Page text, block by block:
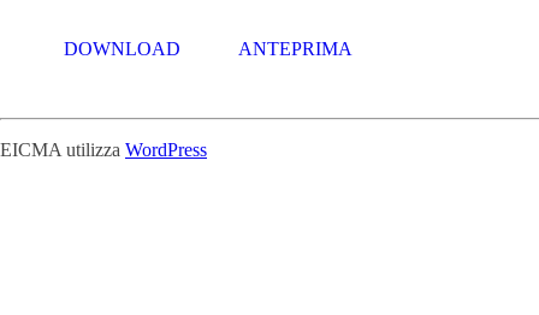
DOWNLOAD ANTEPRIMA
EICMA utilizza WordPress